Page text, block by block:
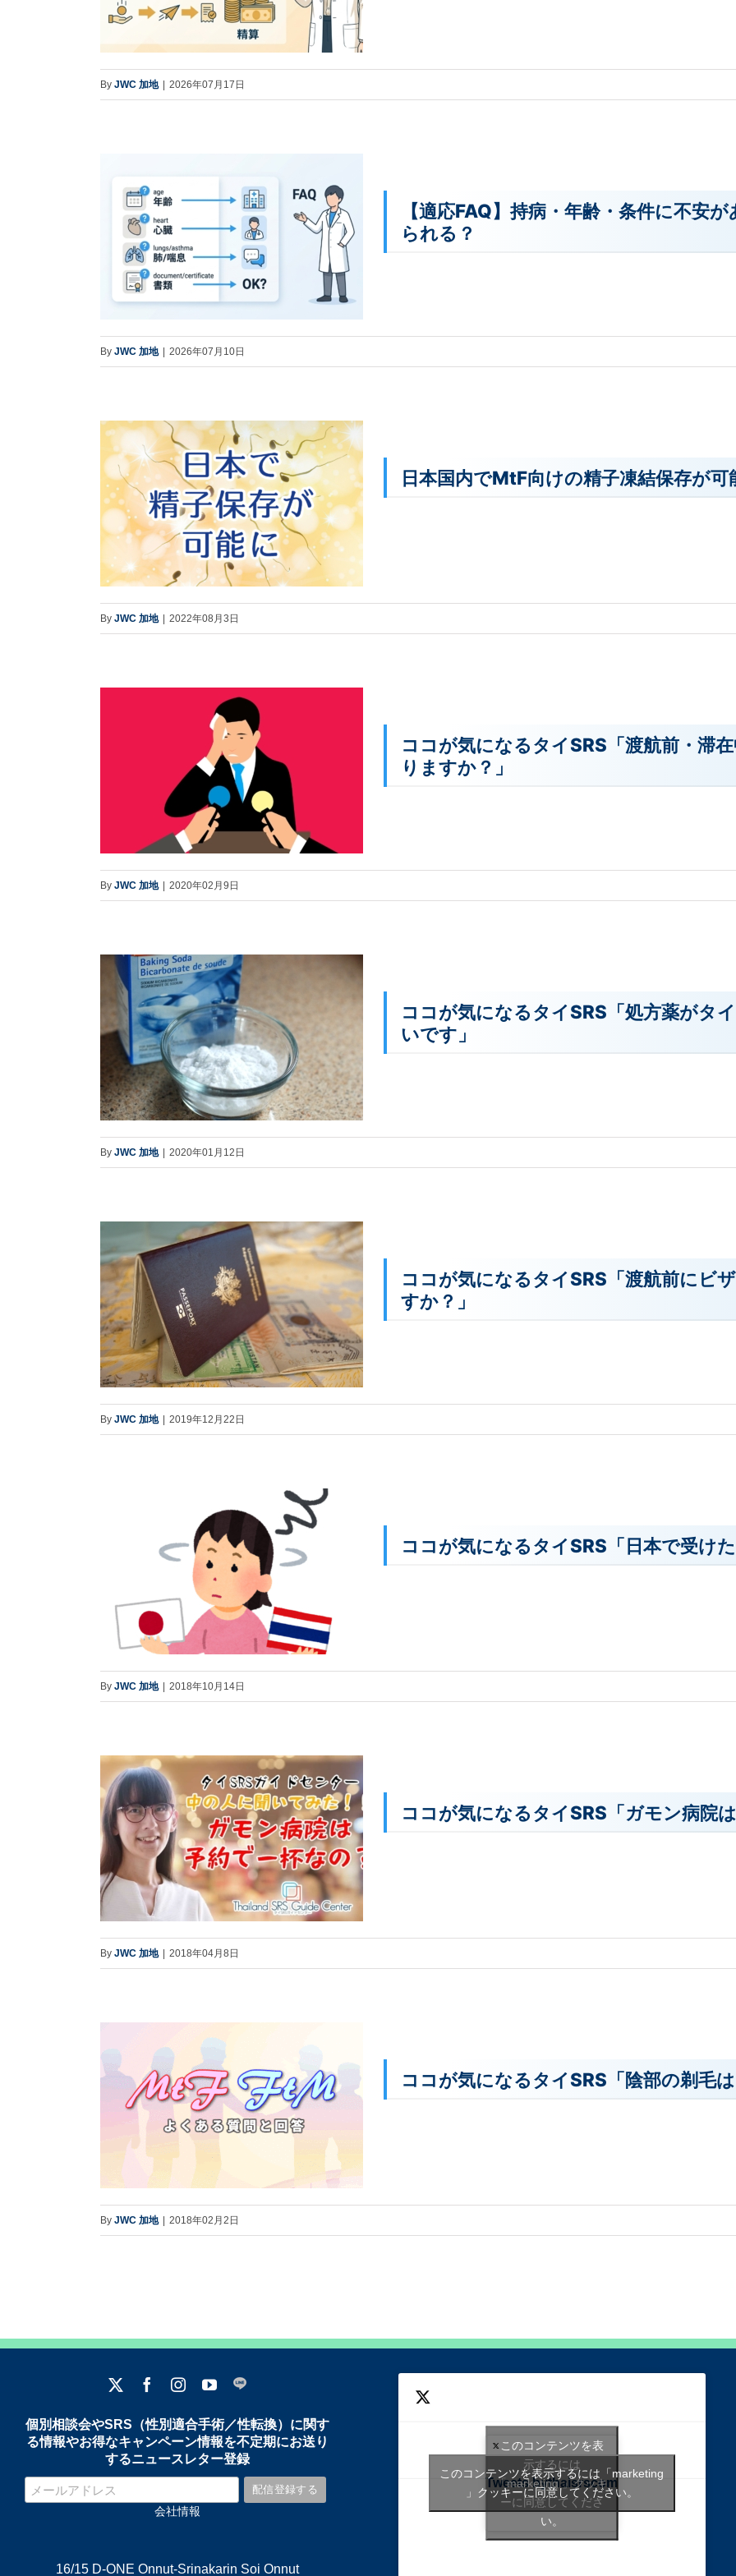
By JWC 加地 2026年07月17日
【適応FAQ】持病・年齢・条件に不安
られる？
By JWC 加地 2026年07月10日
日本国内でMtF向けの精子凍結保存が可
By JWC 加地 2022年08月3日
ココが気になるタイSRS「渡航前・滞
りますか？」
By JWC 加地 2020年02月9日
ココが気になるタイSRS「処方薬がタ
いです」
By JWC 加地 2020年01月12日
ココが気になるタイSRS「渡航前にビ
すか？」
By JWC 加地 2019年12月22日
ココが気になるタイSRS「日本で受け
By JWC 加地 2018年10月14日
ココが気になるタイSRS「ガモン病院
By JWC 加地 2018年04月8日
ココが気になるタイSRS「陰部の剃毛
By JWC 加地 2018年02月2日
個別相談会やSRS（性別適合手術／性転換）に関す
る情報やお得なキャンペーン情報を不定期にお送り
するニュースレター登録
会社情報
16/15 D-ONE Onnut-Srinakarin Soi Onnut
Tweets bythaisrscom
このコンテンツを表
示するには
「marketing 」クッキ
ーに同意してくださ
い。
このコンテンツを表示するには「marketing
」クッキーに同意してください。